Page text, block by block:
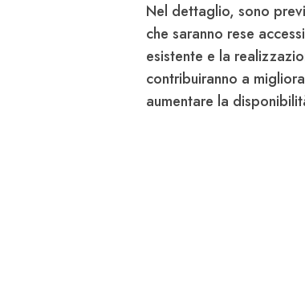
Nel dettaglio, sono
che saranno rese
esistente e la
contribuiranno a
aumentare la